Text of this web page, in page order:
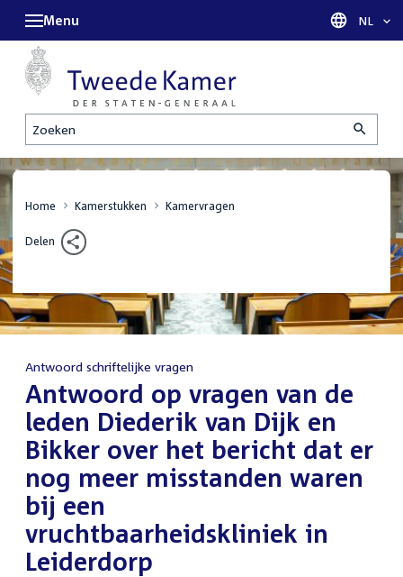
Zoeken
Menu Taal
NL
Home Kamerstukken Kamervragen
Delen
Antwoord schriftelijke vragen
Antwoord op vragen van de
leden Diederik van Dijk en
Bikker over het bericht dat er
nog meer misstanden waren
bij een
vruchtbaarheidskliniek in
Leiderdorp